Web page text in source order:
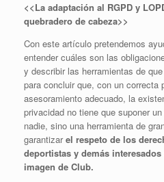
<<La adaptación al RGPD y
quebradero de cabeza>>
Con este artículo pretendemos
entender cuáles son las
y describir las herramientas de
para concluir que, con un correcta
asesoramiento adecuado, la
privacidad no tiene que suponer
nadie, sino una herramienta de
garantizarel respeto de los
deportistas y demás
imagen de Club.